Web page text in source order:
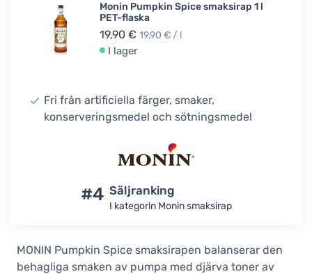
Monin Pumpkin Spice smaksirap 1 l
PET-flaska
19,90 € 19,90 € / l
I lager
Fri från artificiella färger, smaker,
konserveringsmedel och sötningsmedel
#4 Säljranking
I kategorin Monin smaksirap
MONIN Pumpkin Spice smaksirapen balanserar den
behagliga smaken av pumpa med djärva toner av